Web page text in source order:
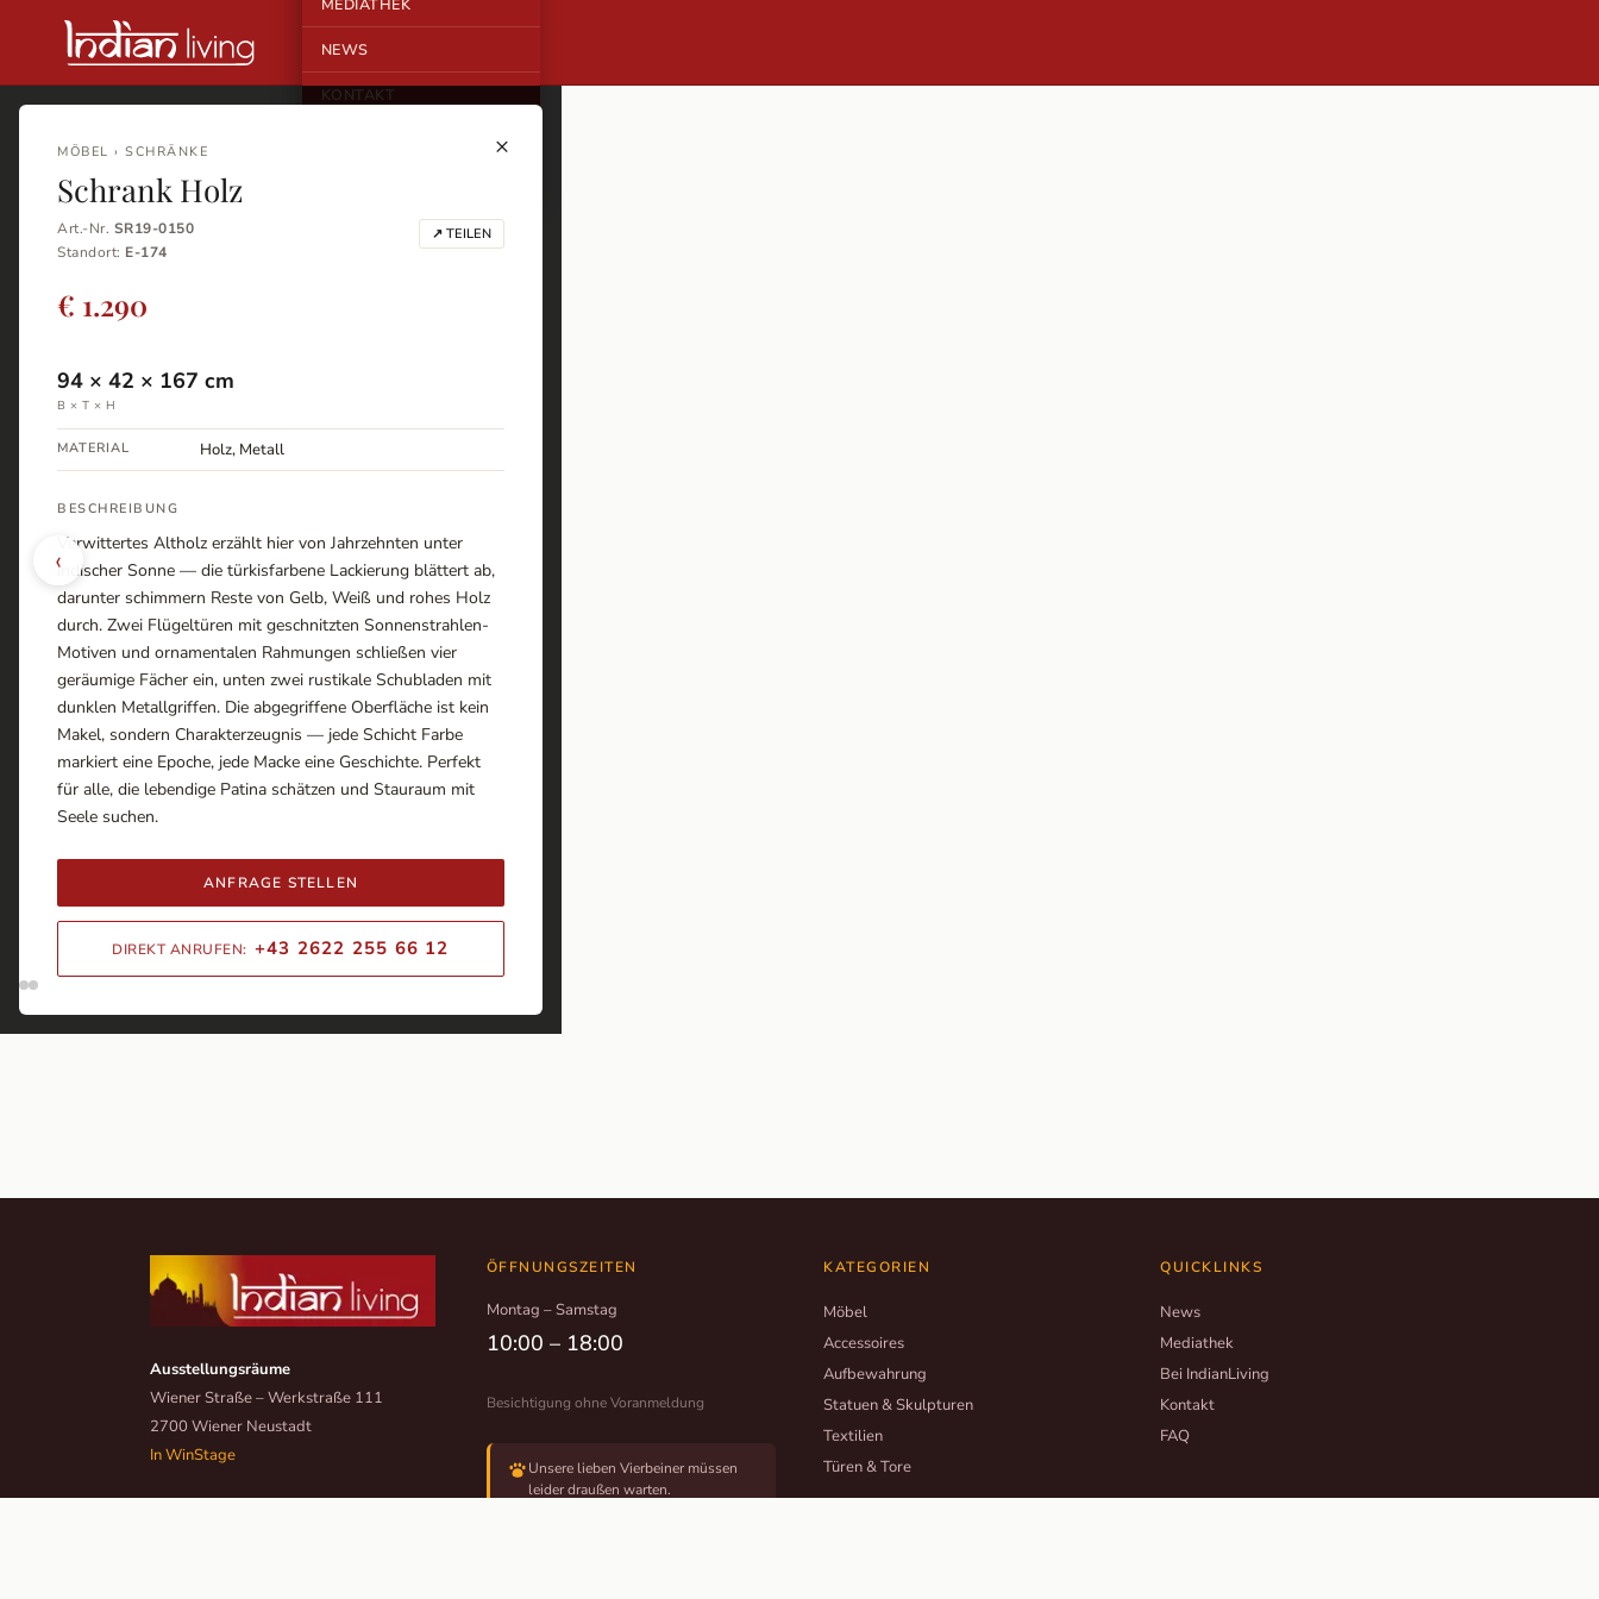
MEDIATHEK
NEWS
KONTAKT
×
‹
MÖBEL › SCHRÄNKE
Schrank Holz
Art.-Nr. SR19-0150
Standort: E-174
↗ TEILEN
€ 1.290
94 × 42 × 167 cm
B × T × H
MATERIAL Holz, Metall
BESCHREIBUNG
Verwittertes Altholz erzählt hier von Jahrzehnten unter
indischer Sonne — die türkisfarbene Lackierung blättert ab,
darunter schimmern Reste von Gelb, Weiß und rohes Holz
durch. Zwei Flügeltüren mit geschnitzten Sonnenstrahlen-
Motiven und ornamentalen Rahmungen schließen vier
geräumige Fächer ein, unten zwei rustikale Schubladen mit
dunklen Metallgriffen. Die abgegriffene Oberfläche ist kein
Makel, sondern Charakterzeugnis — jede Schicht Farbe
markiert eine Epoche, jede Macke eine Geschichte. Perfekt
für alle, die lebendige Patina schätzen und Stauraum mit
Seele suchen.
ANFRAGE STELLEN
DIREKT ANRUFEN: +43 2622 255 66 12
Ausstellungsräume
Wiener Straße – Werkstraße 111
2700 Wiener Neustadt
In WinStage
ÖFFNUNGSZEITEN
Montag – Samstag
10:00 – 18:00
Besichtigung ohne Voranmeldung
Unsere lieben Vierbeiner müssen
leider draußen warten.
KATEGORIEN
Möbel
Accessoires
Aufbewahrung
Statuen & Skulpturen
Textilien
Türen & Tore
QUICKLINKS
News
Mediathek
Bei IndianLiving
Kontakt
FAQ